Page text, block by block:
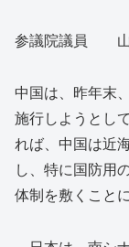
参議院議員
中国は、昨年末
施行しようとし
れば、中国は近
し、特に国防用
体制を敷くこと